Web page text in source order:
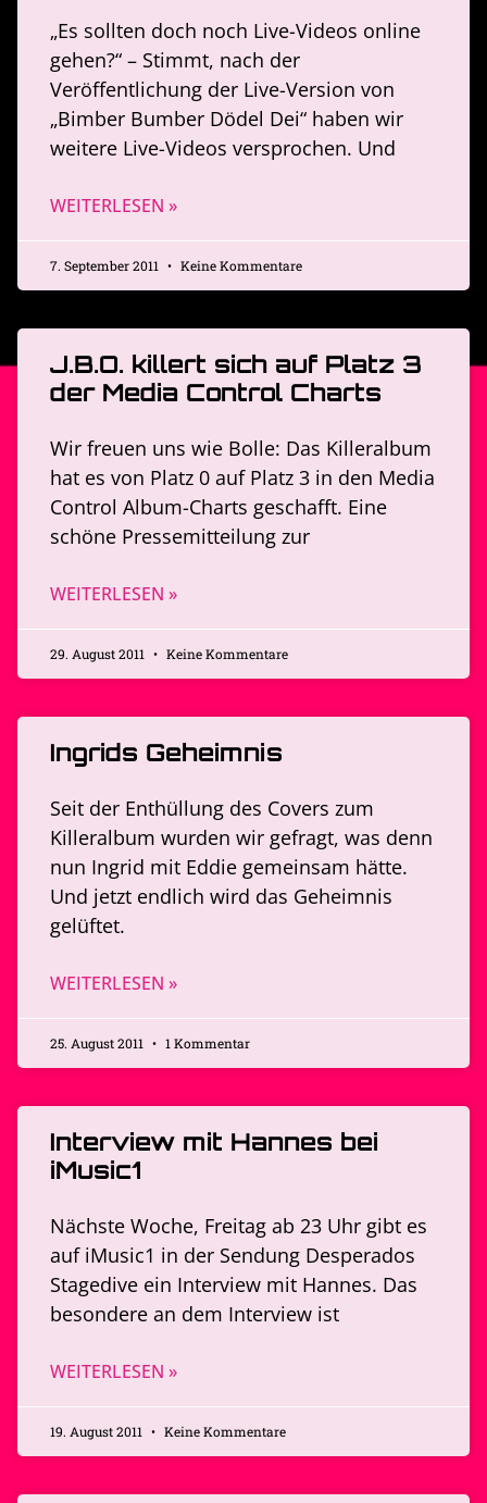
„Es sollten doch noch Live-Videos online
gehen?“ – Stimmt, nach der
Veröffentlichung der Live-Version von
„Bimber Bumber Dödel Dei“ haben wir
weitere Live-Videos versprochen. Und
WEITERLESEN »
7. September 2011 Keine Kommentare
J.B.O. killert sich auf Platz 3
der Media Control Charts
Wir freuen uns wie Bolle: Das Killeralbum
hat es von Platz 0 auf Platz 3 in den Media
Control Album-Charts geschafft. Eine
schöne Pressemitteilung zur
WEITERLESEN »
29. August 2011 Keine Kommentare
Ingrids Geheimnis
Seit der Enthüllung des Covers zum
Killeralbum wurden wir gefragt, was denn
nun Ingrid mit Eddie gemeinsam hätte.
Und jetzt endlich wird das Geheimnis
gelüftet.
WEITERLESEN »
25. August 2011 1 Kommentar
Interview mit Hannes bei
iMusic1
Nächste Woche, Freitag ab 23 Uhr gibt es
auf iMusic1 in der Sendung Desperados
Stagedive ein Interview mit Hannes. Das
besondere an dem Interview ist
WEITERLESEN »
19. August 2011 Keine Kommentare